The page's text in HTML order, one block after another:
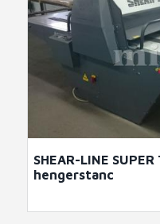
SHEAR-LINE
hengerstanc